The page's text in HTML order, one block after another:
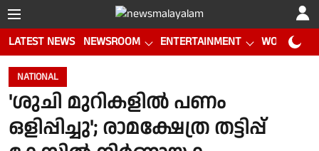
LATEST NEWS NEWSROOM ENTERTAINMENT WORLD CUP
NATIONAL
'ശുചി മുറികളിൽ പണം
ഒളിപ്പിച്ചു'; രാമക്ഷേത്ര തട്ടിപ്പ്